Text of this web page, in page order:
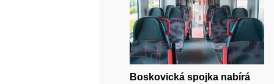
Boskovická spojka nabírá